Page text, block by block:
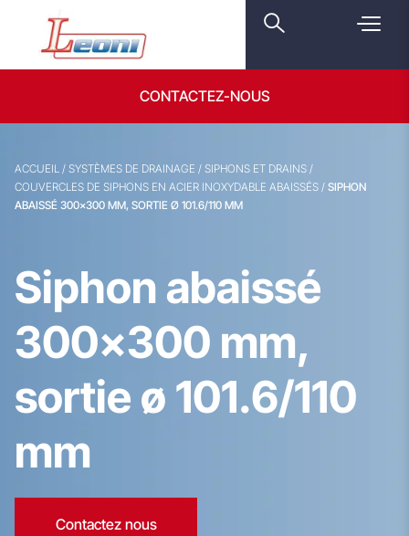
CONTACTEZ-NOUS
ACCUEIL / SYSTÈMES DE DRAINAGE / SIPHONS ET DRAINS /
COUVERCLES DE SIPHONS EN ACIER INOXYDABLE ABAISSÉS / SIPHON
ABAISSÉ 300×300 MM, SORTIE Ø 101.6/110 MM
Siphon abaissé
300×300 mm,
sortie ø 101.6/110
mm
Contactez nous